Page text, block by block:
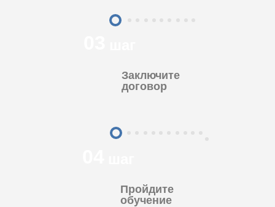
Заключите
договор
Пройдите
обучение